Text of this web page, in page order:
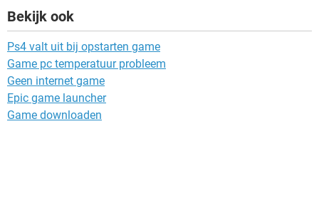
Bekijk ook
Ps4 valt uit bij opstarten game
Game pc temperatuur probleem
Geen internet game
Epic game launcher
Game downloaden